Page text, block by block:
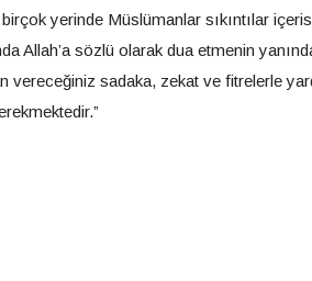
yerinde Müslümanlar sıkıntılar
Allah’a sözlü olarak dua etmenin
vereceğiniz sadaka, zekat ve fitrelerle